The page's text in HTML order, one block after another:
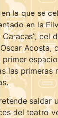
la que se
en la
del
Acosta,
las primeras
saldar
del teatro